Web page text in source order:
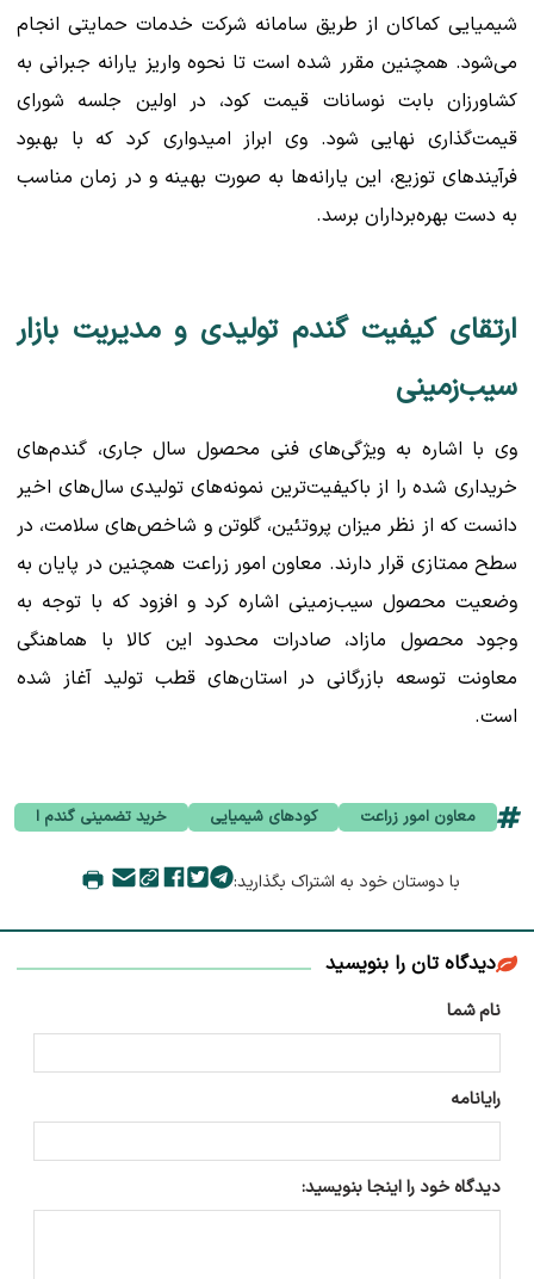
شیمیایی کماکان از طریق سامانه شرکت خدمات حمایتی انجام
می‌شود. همچنین مقرر شده است تا نحوه واریز یارانه جبرانی به
کشاورزان بابت نوسانات قیمت کود، در اولین جلسه شورای
قیمت‌گذاری نهایی شود. وی ابراز امیدواری کرد که با بهبود
فرآیندهای توزیع، این یارانه‌ها به صورت بهینه و در زمان مناسب
به دست بهره‌برداران برسد.
ارتقای کیفیت گندم تولیدی و مدیریت بازار
سیب‌زمینی
وی با اشاره به ویژگی‌های فنی محصول سال جاری، گندم‌های
خریداری شده را از باکیفیت‌ترین نمونه‌های تولیدی سال‌های اخیر
دانست که از نظر میزان پروتئین، گلوتن و شاخص‌های سلامت، در
سطح ممتازی قرار دارند. معاون امور زراعت همچنین در پایان به
وضعیت محصول سیب‌زمینی اشاره کرد و افزود که با توجه به
وجود محصول مازاد، صادرات محدود این کالا با هماهنگی
معاونت توسعه بازرگانی در استان‌های قطب تولید آغاز شده
است.
معاون امور زراعت کودهای شیمیایی خرید تضمینی گندم ا
با دوستان خود به اشتراک بگذارید:
دیدگاه تان را بنویسید
نام شما
رایانامه
دیدگاه خود را اینجا بنویسید: